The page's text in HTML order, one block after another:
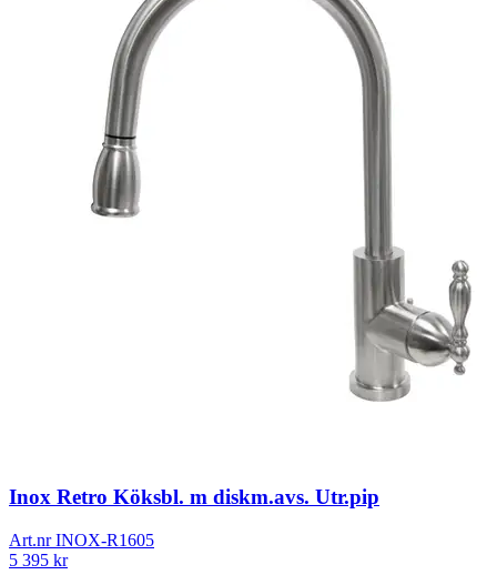
Inox Retro Köksbl. m diskm.avs. Utr.pip
Art.nrINOX-R1605
5 395 kr